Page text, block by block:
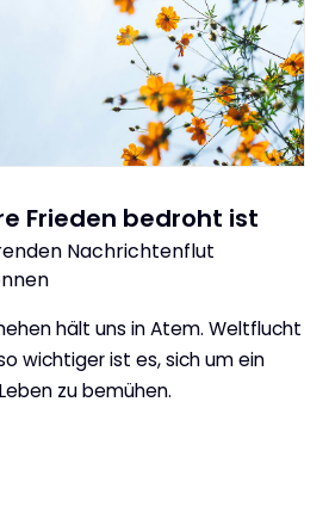
Frieden bedroht ist
Nachrichtenflut
hält uns in Atem. Weltflucht
wichtiger ist es, sich um ein
zu bemühen.